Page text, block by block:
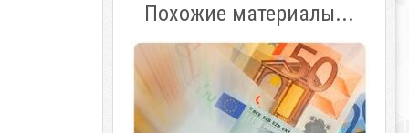
Похожие материалы...